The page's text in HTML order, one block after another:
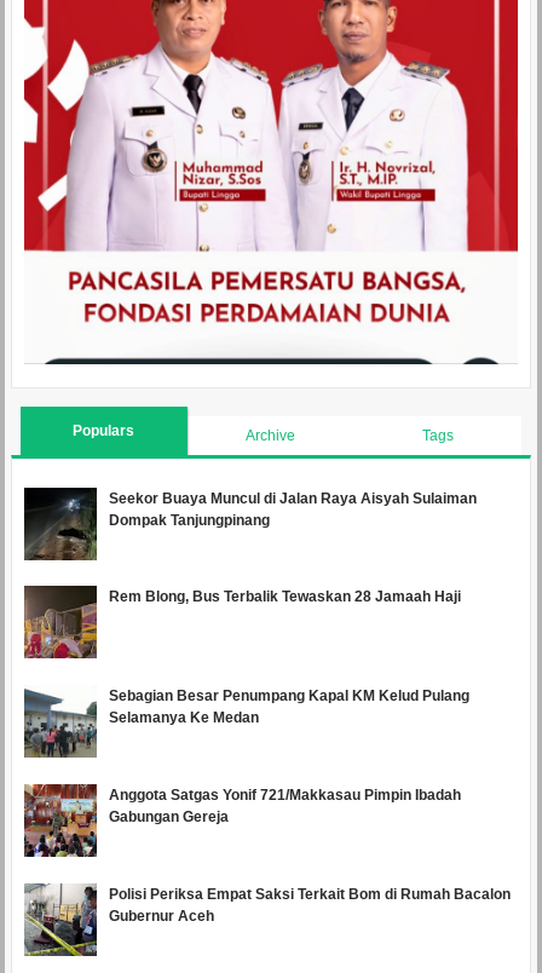
Populars Archive Tags
Seekor Buaya Muncul di Jalan Raya Aisyah Sulaiman
Dompak Tanjungpinang
Rem Blong, Bus Terbalik Tewaskan 28 Jamaah Haji
Sebagian Besar Penumpang Kapal KM Kelud Pulang
Selamanya Ke Medan
Anggota Satgas Yonif 721/Makkasau Pimpin Ibadah
Gabungan Gereja
Polisi Periksa Empat Saksi Terkait Bom di Rumah Bacalon
Gubernur Aceh